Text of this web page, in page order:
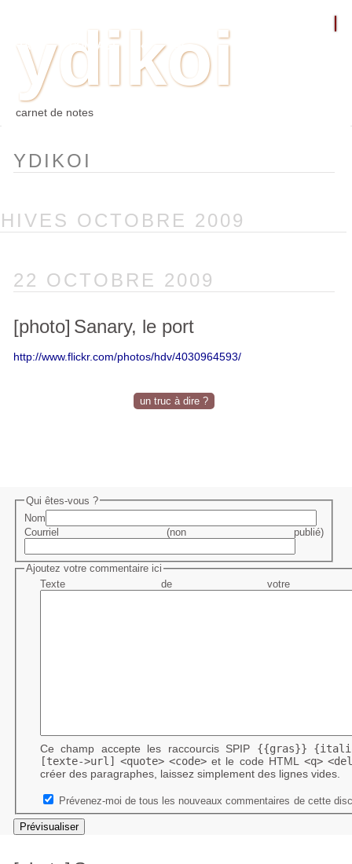
TAGS
CONTACT ⛵︎
ydikoi
carnet de notes
YDIKOI
OCTOBRE 2009
22 OCTOBRE 2009
[photo] Sanary, le port
http://www.flickr.com/photos/hdv/4030964593/
un truc à dire ?
Qui êtes-vous ?
Nom
Courriel (non publié)
Ajoutez votre commentaire ici
Texte de votre
Ce champ accepte les raccourcis SPIP {{gras}}
[texte->url]
<quote> <code>et le code HTML <q>
créer des paragraphes, laissez simplement des lignes vides.
Prévenez-moi de tous les nouveaux commentaires de cette